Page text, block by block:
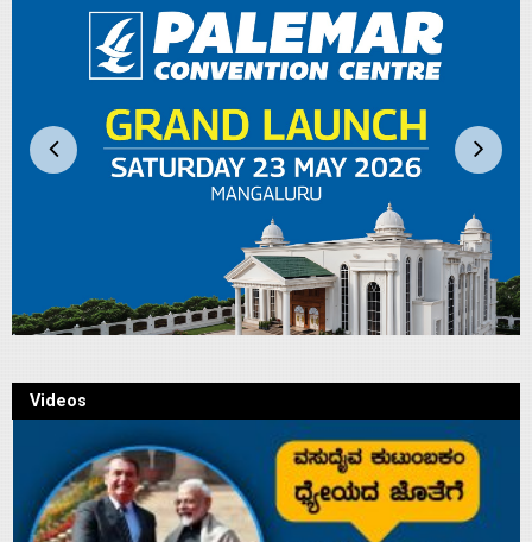
Videos